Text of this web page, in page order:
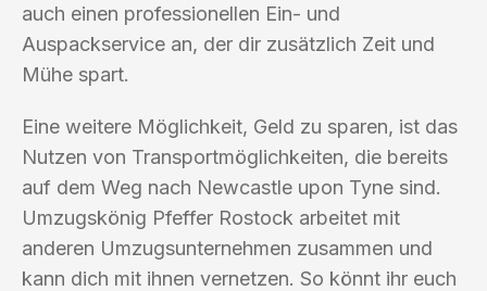
auch einen professionellen Ein- und
Auspackservice an, der dir zusätzlich Zeit und
Mühe spart.
Eine weitere Möglichkeit, Geld zu sparen, ist das
Nutzen von Transportmöglichkeiten, die bereits
auf dem Weg nach Newcastle upon Tyne sind.
Umzugskönig Pfeffer Rostock arbeitet mit
anderen Umzugsunternehmen zusammen und
kann dich mit ihnen vernetzen. So könnt ihr euch